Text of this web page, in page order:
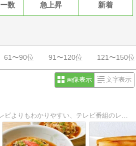
数 急上昇 新着
61〜90位 91〜120位 121〜150位
画像表示 文字表示